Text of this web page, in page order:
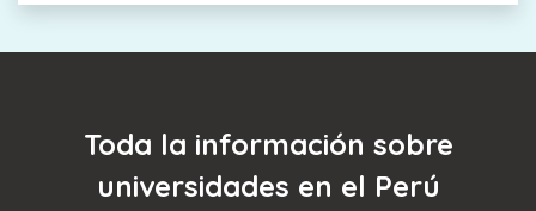
Toda la información sobre
universidades en el Perú